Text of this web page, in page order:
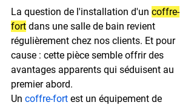
La question de l'installation d'un coffre-
fort dans une salle de bain revient
régulièrement chez nos clients. Et pour
cause : cette pièce semble offrir des
avantages apparents qui séduisent au
premier abord.
Un coffre-fort est un équipement de